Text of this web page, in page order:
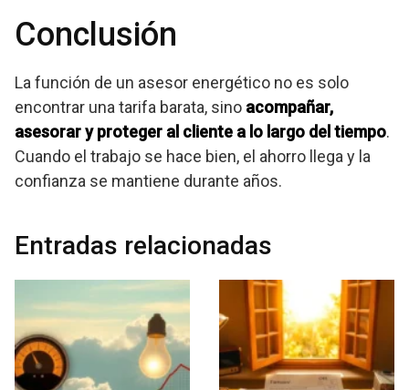
Conclusión
La función de un asesor energético no es solo
encontrar una tarifa barata, sino acompañar,
asesorar y proteger al cliente a lo largo del tiempo.
Cuando el trabajo se hace bien, el ahorro llega y la
confianza se mantiene durante años.
Entradas relacionadas